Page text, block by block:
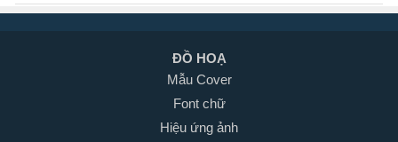
ĐỒ HOẠ
Mẫu Cover
Font chữ
Hiệu ứng ảnh